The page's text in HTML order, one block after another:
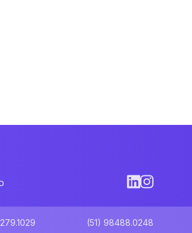
(51) 98488.0248